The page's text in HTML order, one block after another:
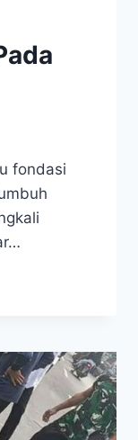
fondasi